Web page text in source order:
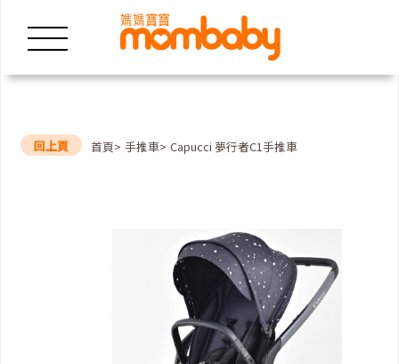
回上頁 首頁 手推車 Capucci 夢行者C1手推車